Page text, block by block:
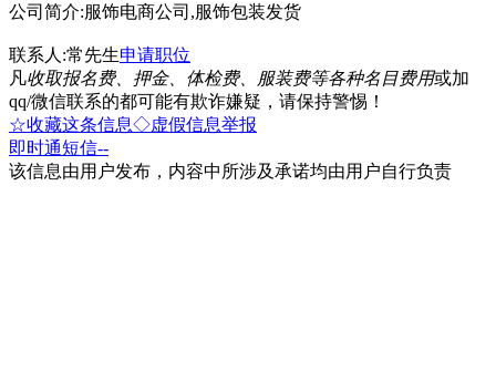
公司简介:服饰电商公司,服饰包装发货
联系人:常先生申请职位
凡收取报名费、押金、体检费、服装费等各种名目费用或加
qq/微信联系的都可能有欺诈嫌疑，请保持警惕！
☆收藏这条信息◇虚假信息举报
即时通短信--
该信息由用户发布，内容中所涉及承诺均由用户自行负责